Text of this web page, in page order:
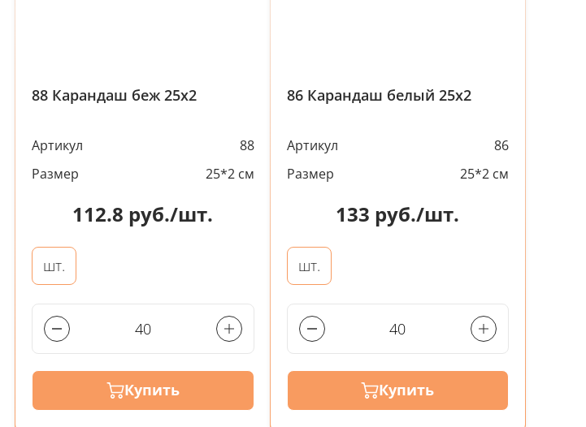
88 Карандаш беж 25х2
Артикул
88
Размер
25*2 см
112.8 руб./шт.
шт.
Купить
86 Карандаш белый 25х2
Артикул
86
Размер
25*2 см
133 руб./шт.
шт.
Купить